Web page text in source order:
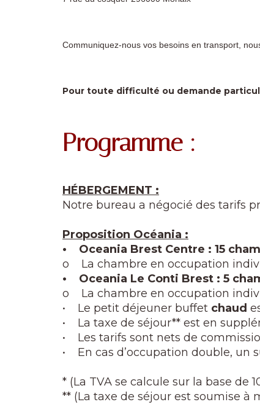
Communiquez-nous vos besoins en transport,
Pour toute difficulté ou demande
Programme :
HÉBERGEMENT :
Notre bureau a négocié des tarifs
Proposition Océania :
• Oceania Brest Centre : 15
o La chambre en occupation
• Oceania Le Conti Brest : 5
o La chambre en occupation
• Le petit déjeuner buffet chaud
• La taxe de séjour** est en
• Les tarifs sont nets de
• En cas d’occupation double, un
* (La TVA se calcule sur la base de
** (La taxe de séjour est soumise à